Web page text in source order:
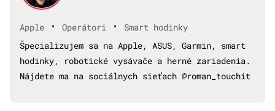
Apple • Operátori •
Smart hodinky
Špecializujem sa na Apple, ASUS, Garmin, smart
hodinky, robotické vysávače a herné zariadenia.
Nájdete ma na sociálnych sieťach @roman_touchit